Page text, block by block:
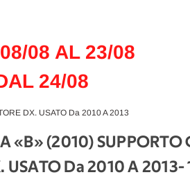
08 AL 23/08
24/08
DX. USATO Da 2010 A 2013
«B» (2010) SUPPORTO
USATO Da 2010 A 2013-